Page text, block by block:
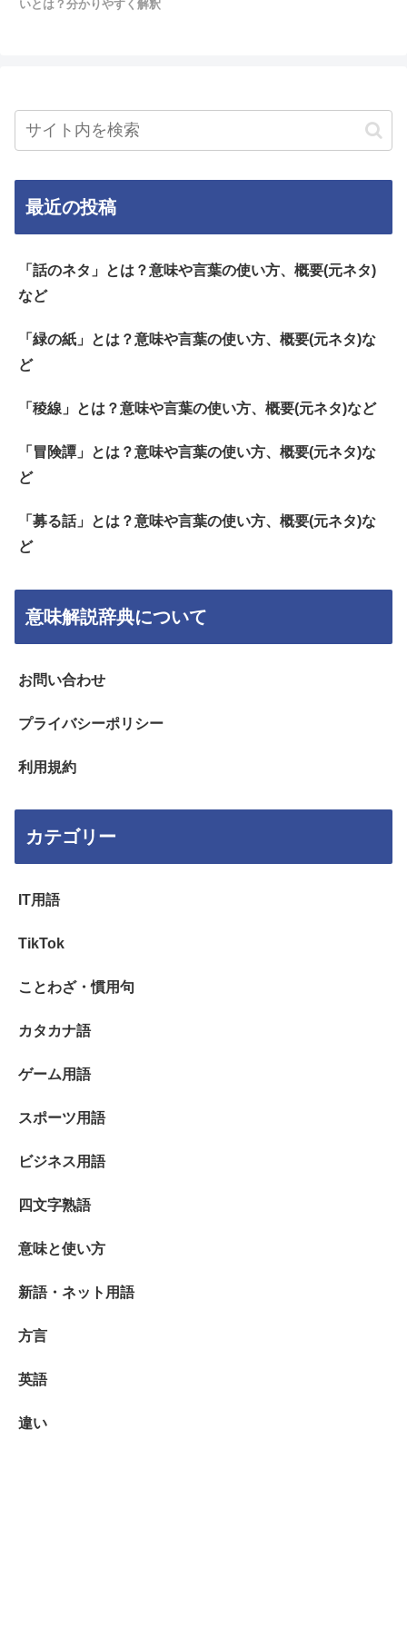
いとは？分かりやすく解釈
最近の投稿
「話のネタ」とは？意味や言葉の使い方、概要(元ネタ)
など
「緑の紙」とは？意味や言葉の使い方、概要(元ネタ)な
ど
「稜線」とは？意味や言葉の使い方、概要(元ネタ)など
「冒険譚」とは？意味や言葉の使い方、概要(元ネタ)な
ど
「募る話」とは？意味や言葉の使い方、概要(元ネタ)な
ど
意味解説辞典について
お問い合わせ
プライバシーポリシー
利用規約
カテゴリー
IT用語
TikTok
ことわざ・慣用句
カタカナ語
ゲーム用語
スポーツ用語
ビジネス用語
四文字熟語
意味と使い方
新語・ネット用語
方言
英語
違い